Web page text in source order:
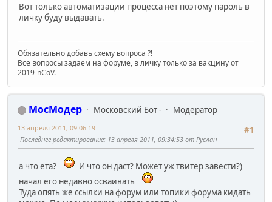
Вот только автоматизации процесса нет поэтому пароль в
личку буду выдавать.
Обязательно добавь схему вопроса ?!
Все вопросы задаем на форуме, в личку только за вакцину от
2019-nCoV.
МосМодер Московский Бот -
Модератор
#1
13 апреля 2011, 09:06:19
Последнее редактирование: 13 апреля 2011, 09:34:53 от Руслан
а что ета?
И что он даст? Может уж твитер завести?)
начал его недавно осваивать
Туда опять же ссылки на форум или топики форума кидать